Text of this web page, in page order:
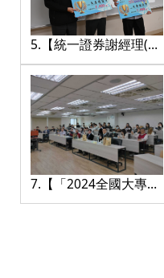
5.【統一證券謝經理(左
一)頒發大專組佳作予淡
江大學胡同學與暨南國
際大學林同學】
7.【「2024全國大專院
校暨高中職虛擬投資競